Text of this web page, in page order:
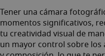
Tener una cámara
momentos significativos,
tu creatividad visual de
un mayor control sobre los